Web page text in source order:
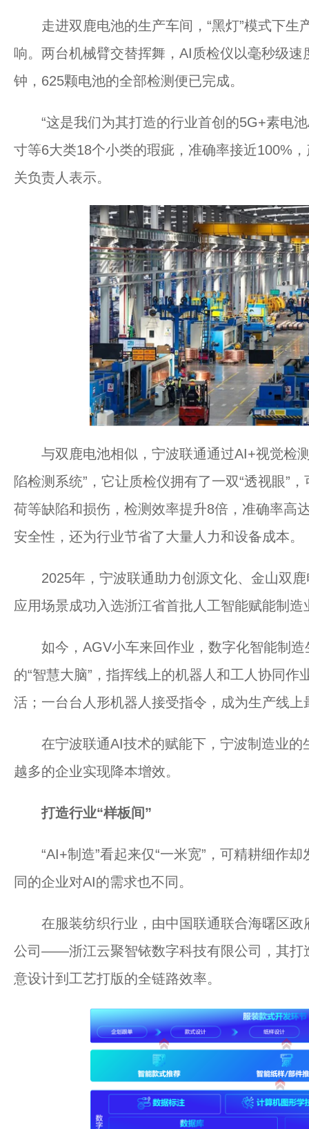
走进双鹿电池的生产车间，“黑灯”模式下生
响。两台机械臂交替挥舞，AI质检仪以毫秒级
钟，625颗电池的全部检测便已完成。
“这是我们为其打造的行业首创的5G+素电池
寸等6大类18个小类的瑕疵，准确率接近100%
关负责人表示。
与双鹿电池相似，宁波联通通过AI+视觉检测
陷检测系统”，它让质检仪拥有了一双“透视眼”
荷等缺陷和损伤，检测效率提升8倍，准确率高
安全性，还为行业节省了大量人力和设备成本。
2025年，宁波联通助力创源文化、金山双鹿
应用场景成功入选浙江省首批人工智能赋能制造
如今，AGV小车来回作业，数字化智能制造
的“智慧大脑”，指挥线上的机器人和工人协同
活；一台台人形机器人接受指令，成为生产线
在宁波联通AI技术的赋能下，宁波制造业的
越多的企业实现降本增效。
打造行业“样板间”
“AI+制造”看起来仅“一米宽”，可精耕细作却
同的企业对AI的需求也不同。
在服装纺织行业，由中国联通联合海曙区政
公司——浙江云聚智铱数字科技有限公司，其打
意设计到工艺打版的全链路效率。